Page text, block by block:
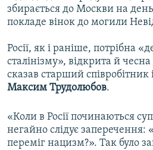
збирається до Москви на
покладе вінок до могили
Росії, як і раніше, потрібна
сталінізму», відкрита й
сказав старший співробітник
Максим Трудолюбов.
«Коли в Росії починаються
негайно слідує заперечення:
переміг нацизм?». Так було